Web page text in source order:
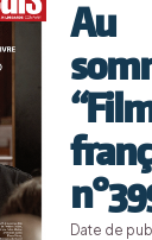
Au
Date de